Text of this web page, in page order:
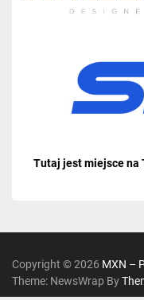
Tutaj jest miejsce na
Copyright © 2026 MXN –
Theme: NewsWrap By